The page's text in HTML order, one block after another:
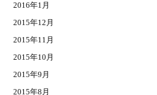
2016年1月
2015年12月
2015年11月
2015年10月
2015年9月
2015年8月